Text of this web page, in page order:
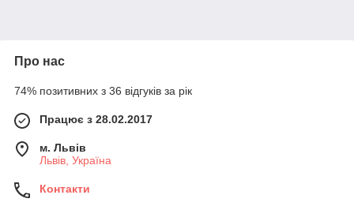
Про нас
74% позитивних з 36 відгуків за рік
Працює з 28.02.2017
м. Львів
Львів, Україна
Контакти